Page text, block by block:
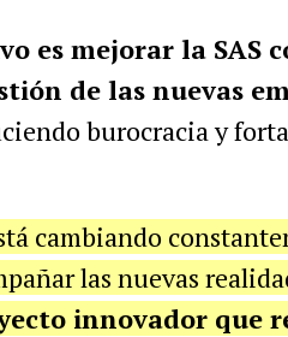
es mejorar la SAS
de las nuevas
burocracia y
cambiando
las nuevas
innovador que